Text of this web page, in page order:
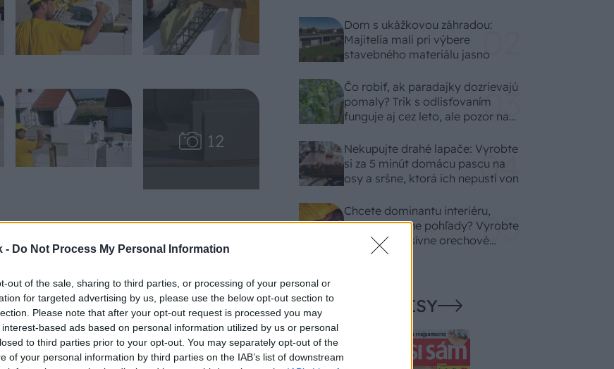
- Do Not Process My Personal Information
out of the sale, sharing to third parties, or processing of your personal or
for targeted advertising by us, please use the below opt-out section to
Please note that after your opt-out request is processed you may
based ads based on personal information utilized by us or personal
to third parties prior to your opt-out. You may separately opt-out of the
of your personal information by third parties on the IAB’s list of downstream
Dom s ukážkovou záhradou:
Majitelia mali pri výbere
stavebného materiálu jasno
Čo robiť, ak paradajky dozrievajú
pomaly? Trik s odlisťovaním
funguje aj cez leto, ale pozor na
Nekupujte drahé lapače: Vyrobte
si za 5 minút domácu pascu na
osy a sršne, ktorá ich nepustí von
Chcete dominantu interiéru,
ktorá pritiahne pohľady? Vyrobte
si takéto masívne orechové
svietidlo
NAŠE ČASOPISY